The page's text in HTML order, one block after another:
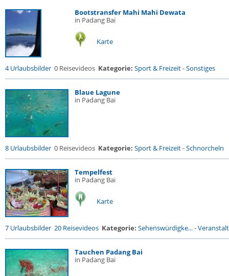
Bootstransfer Mahi Mahi Dewata
in Padang Bai
Karte
4 Urlaubsbilder 0 Reisevideos Kategorie: Sport & Freizeit-Sonstiges
Blaue Lagune
in Padang Bai
8 Urlaubsbilder 0 Reisevideos Kategorie: Sport & Freizeit-Schnorcheln
Tempelfest
in Padang Bai
Karte
7 Urlaubsbilder 20 Reisevideos Kategorie: Sehenswürdigke...-
Tauchen Padang Bai
in Padang Bai